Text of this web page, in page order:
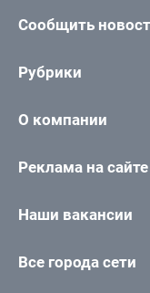
Сообщить
Рубрики
О компании
Реклама на сайте
Наши вакансии
Все города сети